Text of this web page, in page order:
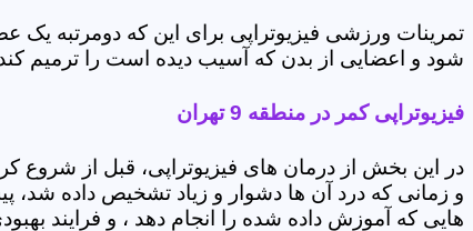
تمرینات ورزشی فیزیوتراپی برای این که
شود و اعضایی از بدن که آسیب دیده است را ترمیم
فیزیوتراپی کمر در منطقه 9 تهران
در این بخش از درمان های فیزیوتراپی، قبل از شروع
و زمانی که درد آن ها دشوار و زیاد تشخیص داده
هایی که آموزش داده شده را انجام دهد ، و فرایند